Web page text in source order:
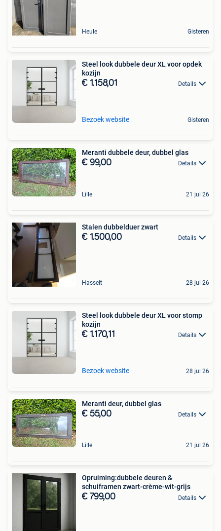
Heule Gisteren
Steel look dubbele deur XL voor opdek
kozijn
€ 1.158,01 Details
Bezoek website Gisteren
Meranti dubbele deur, dubbel glas
€ 99,00 Details
Lille 21 jul 26
Stalen dubbelduer zwart
€ 1.500,00 Details
Hasselt 28 jul 26
Steel look dubbele deur XL voor stomp
kozijn
€ 1.170,11 Details
Bezoek website 28 jul 26
Meranti deur, dubbel glas
€ 55,00 Details
Lille 21 jul 26
Opruiming:dubbele deuren &
schuiframen zwart-crème-wit-grijs
€ 799,00 Details